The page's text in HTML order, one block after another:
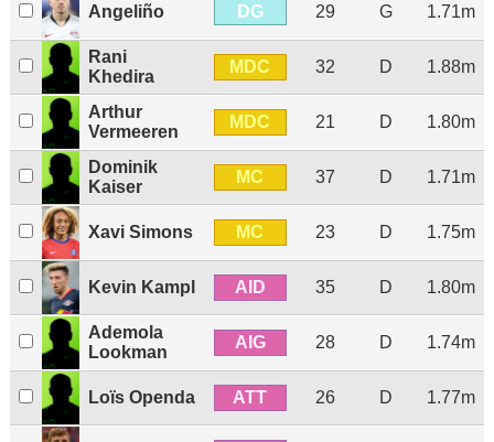
Angeliño DG 29 G 1.71m
Rani
Khedira
MDC 32 D 1.88m
Arthur
Vermeeren
MDC 21 D 1.80m
Dominik
Kaiser
MC 37 D 1.71m
Xavi Simons MC 23 D 1.75m
Kevin Kampl AID 35 D 1.80m
Ademola
Lookman
AIG 28 D 1.74m
Loïs Openda ATT 26 D 1.77m